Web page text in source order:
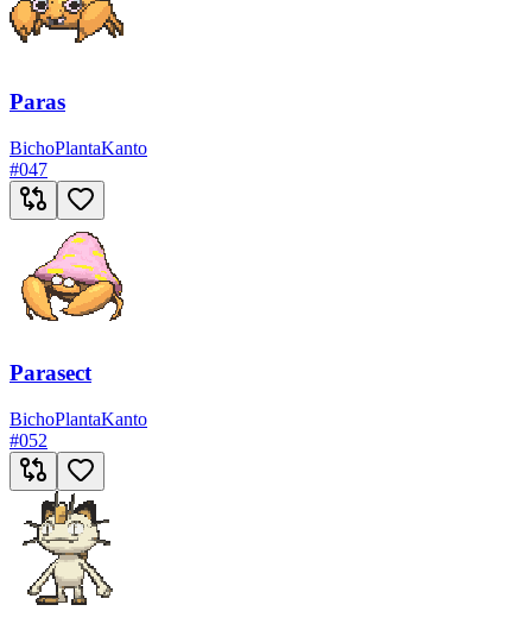
Paras
BichoPlantaKanto
#047
Parasect
BichoPlantaKanto
#052